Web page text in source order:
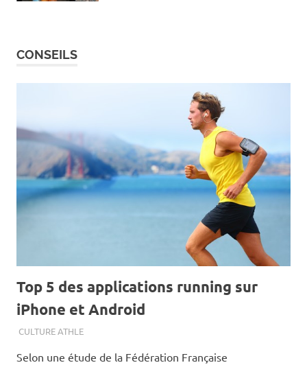
CONSEILS
Top 5 des applications running sur
iPhone et Android
3 DÉCEMBRE 2023
CULTURE ATHLE
Selon une étude de la Fédération Française